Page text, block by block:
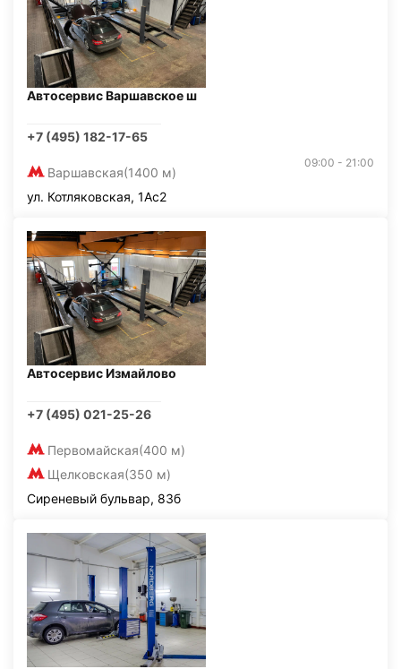
Автосервис Варшавское ш
+7 (495) 182-17-65
Варшавская(1400 м)
09:00 - 21:00
ул. Котляковская, 1Ас2
Автосервис Измайлово
+7 (495) 021-25-26
Первомайская(400 м)
Щелковская(350 м)
Сиреневый бульвар, 83б